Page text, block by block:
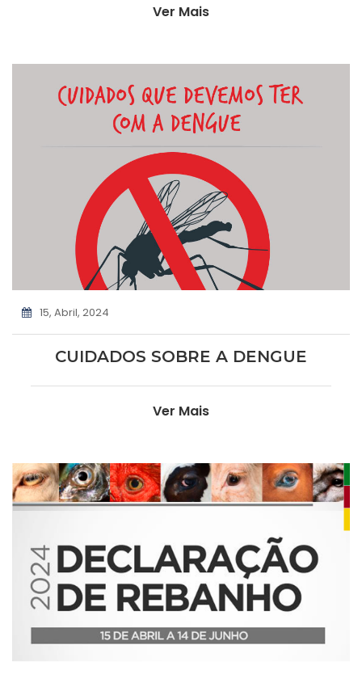
Ver Mais
15, Abril, 2024
CUIDADOS SOBRE A DENGUE
Ver Mais